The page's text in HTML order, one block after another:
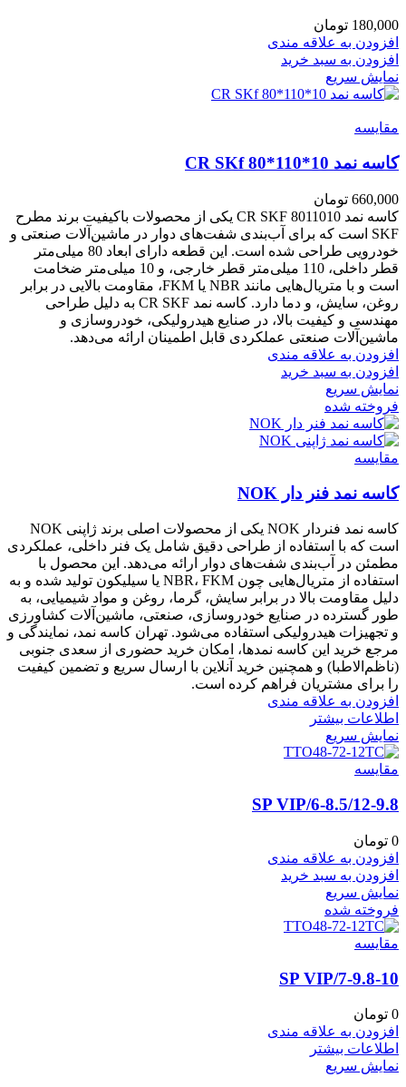
180,000 تومان
افزودن به علاقه مندی
افزودن به سبد خرید
نمایش سریع
مقايسه
کاسه نمد CR SKf 80*110*10
660,000 تومان
کاسه نمد CR SKF 8011010 یکی از محصولات باکیفیت برند مطرح
SKF است که برای آب‌بندی شفت‌های دوار در ماشین‌آلات صنعتی و
خودرویی طراحی شده است. این قطعه دارای ابعاد 80 میلی‌متر
قطر داخلی، 110 میلی‌متر قطر خارجی، و 10 میلی‌متر ضخامت
است و با متریال‌هایی مانند NBR یا FKM، مقاومت بالایی در برابر
روغن، سایش، و دما دارد. کاسه نمد CR SKF به دلیل طراحی
مهندسی و کیفیت بالا، در صنایع هیدرولیکی، خودروسازی و
ماشین‌آلات صنعتی عملکردی قابل اطمینان ارائه می‌دهد.
افزودن به علاقه مندی
افزودن به سبد خرید
نمایش سریع
فروخته شده
مقايسه
کاسه نمد فنر دار NOK
کاسه نمد فنر‌دار NOK یکی از محصولات اصلی برند ژاپنی NOK
است که با استفاده از طراحی دقیق شامل یک فنر داخلی، عملکردی
مطمئن در آب‌بندی شفت‌های دوار ارائه می‌دهد. این محصول با
استفاده از متریال‌هایی چون NBR، FKM یا سیلیکون تولید شده و به
دلیل مقاومت بالا در برابر سایش، گرما، روغن و مواد شیمیایی، به
طور گسترده در صنایع خودروسازی، صنعتی، ماشین‌آلات کشاورزی
و تجهیزات هیدرولیکی استفاده می‌شود. تهران کاسه نمد، نمایندگی و
مرجع خرید این کاسه نمد‌ها، امکان خرید حضوری از سعدی جنوبی
(ناظم‌الاطبا) و همچنین خرید آنلاین با ارسال سریع و تضمین کیفیت
را برای مشتریان فراهم کرده است.
افزودن به علاقه مندی
اطلاعات بیشتر
نمایش سریع
مقايسه
6-8.5/12-9.8/SP VIP
0 تومان
افزودن به علاقه مندی
افزودن به سبد خرید
نمایش سریع
فروخته شده
مقايسه
7-9.8-10/SP VIP
0 تومان
افزودن به علاقه مندی
اطلاعات بیشتر
نمایش سریع